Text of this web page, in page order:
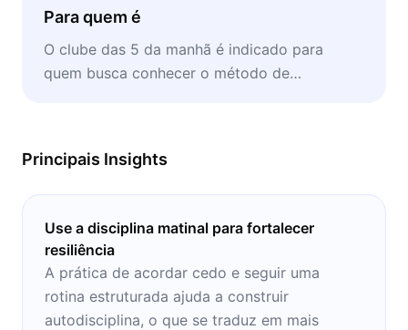
Para quem é
O clube das 5 da manhã é indicado para
quem busca conhecer o método de
Principais Insights
Use a disciplina matinal para fortalecer
resiliência
A prática de acordar cedo e seguir uma
rotina estruturada ajuda a construir
autodisciplina, o que se traduz em mais